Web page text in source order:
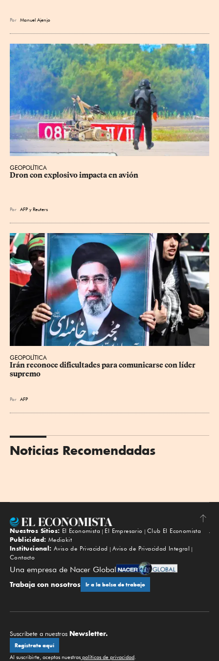
Por Manuel Ajenjo
GEOPOLÍTICA
Dron con explosivo impacta en avión
Por AFP yReuters
GEOPOLÍTICA
Irán reconoce dificultades para comunicarse con líder
supremo
Por AFP
Noticias Recomendadas
Subir
Nuestros Sitios: El Economista El Empresario
Club El Economista
Publicidad: Mediakit
Institucional: Aviso de Privacidad
Aviso de Privacidad Integral
Contacto
Una empresa de Nacer Global
Trabaja con nosotros Ir a la bolsa de trabajo
Suscríbete a nuestros Newsletter.
Regístrate aquí
Al suscribirte, aceptas nuestras políticas de privacidad.